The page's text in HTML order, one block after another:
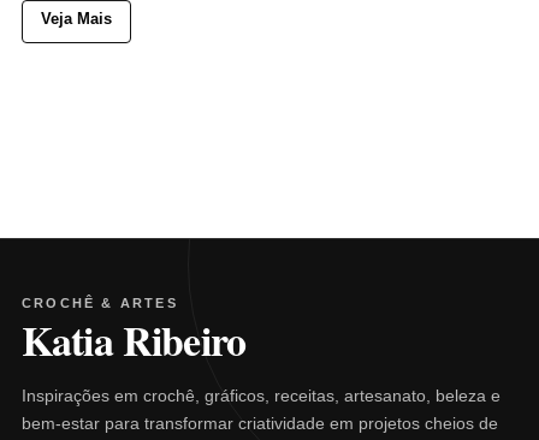
Veja Mais
CROCHÊ & ARTES
Katia Ribeiro
Inspirações em crochê, gráficos, receitas, artesanato, beleza e
bem-estar para transformar criatividade em projetos cheios de